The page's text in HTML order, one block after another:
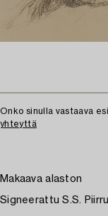
Onko sinulla vastaava
yhteyttä
Makaava alaston
Signeerattu S.S.